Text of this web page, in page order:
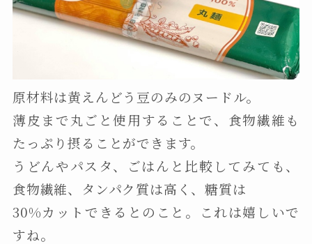
原材料は黄えんどう豆のみのヌードル。
薄皮まで丸ごと使用することで、食物繊維も
たっぷり摂ることができます。
うどんやパスタ、ごはんと比較してみても、
食物繊維、タンパク質は高く、糖質は
30%カットできるとのこと。これは嬉しいで
すね。